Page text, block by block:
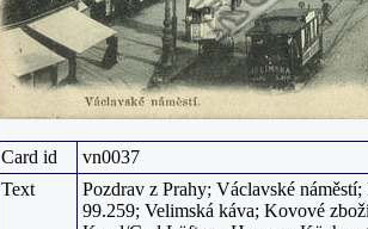
Card id
vn0037
Text
Pozdrav z Prahy; Václavské
99.259; Velimská káva; Kovové